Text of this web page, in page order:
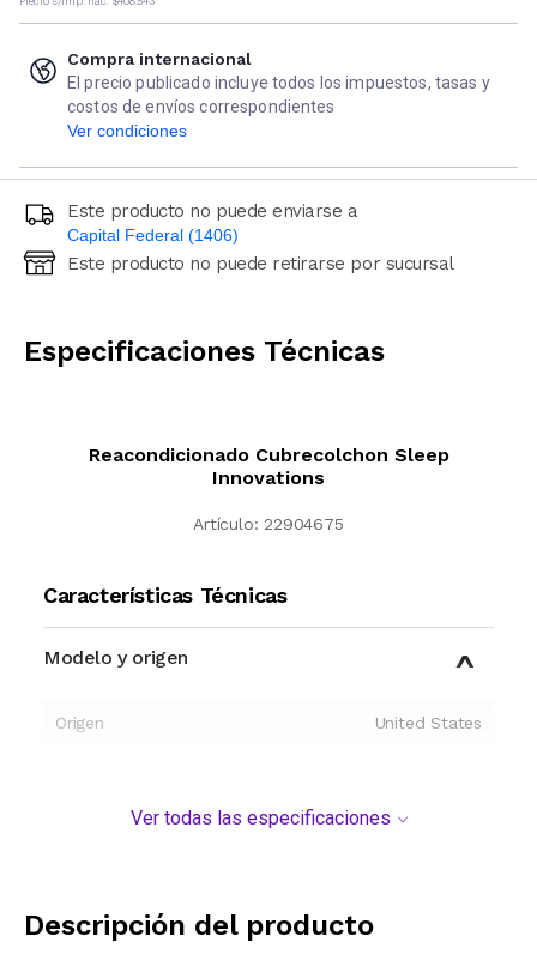
Compra internacional
El precio publicado incluye todos los impuestos, tasas y
costos de envíos correspondientes
Ver condiciones
Este producto no puede enviarse a
Capital Federal (1406)
Ingresá código postal (sólo números)
Este producto no puede retirarse por sucursal
Especificaciones Técnicas
Reacondicionado Cubrecolchon Sleep
Innovations
Artículo: 22904675
Características Técnicas
Modelo y origen
Origen United States
Ver todas las especificaciones
Descripción del producto